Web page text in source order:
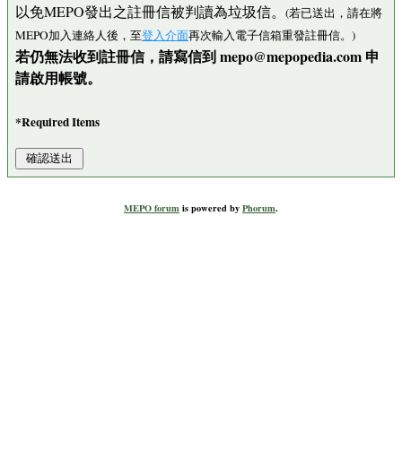
以免MEPO發出之註冊信被判讀為垃圾信。 (若已送出，請在將
MEPO加入連絡人後，至登入介面再次輸入電子信箱重發註冊信。)
若仍無法收到註冊信，請寫信到 mepo@mepopedia.com 申
請啟用帳號。
*Required Items
MEPO forumis powered byPhorum.